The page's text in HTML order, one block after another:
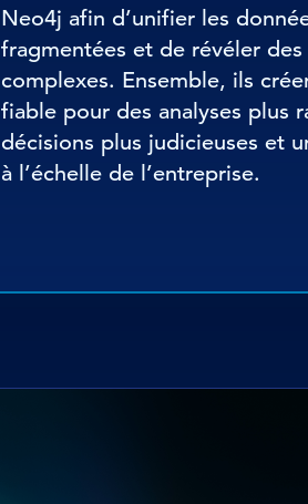
Neo4j afin d’unifier les
fragmentées et de révéler
complexes. Ensemble, ils
fiable pour des analyses plus
décisions plus judicieuses et
à l’échelle de l’entreprise.